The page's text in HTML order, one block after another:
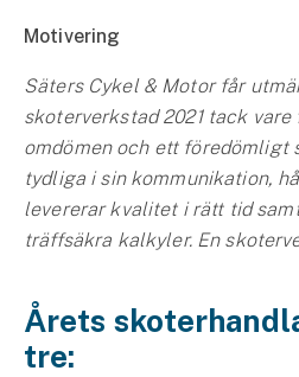
Kommunolycksfall
Se alla
Motivering
Säters Cykel & Motor får
skoterverkstad 2021 tack
omdömen och ett föredömligt
tydliga i sin kommunikation,
levererar kvalitet i rätt tid
träffsäkra kalkyler. En
Årets
tre: